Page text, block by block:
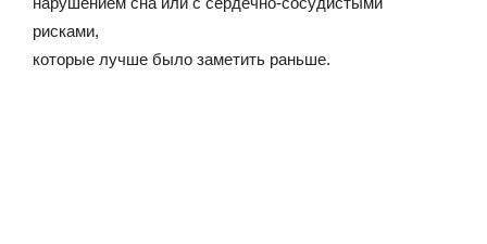
рисками,
которые лучше было заметить раньше.